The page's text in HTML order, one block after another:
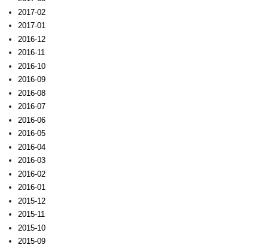
2017-02
2017-01
2016-12
2016-11
2016-10
2016-09
2016-08
2016-07
2016-06
2016-05
2016-04
2016-03
2016-02
2016-01
2015-12
2015-11
2015-10
2015-09